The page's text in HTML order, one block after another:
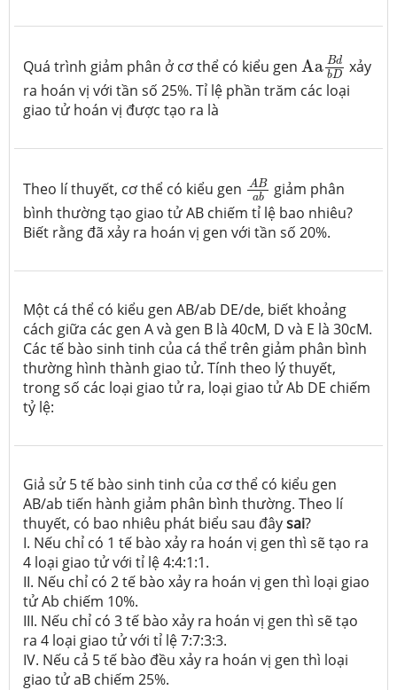
Quá trình giảm phân ở cơ thể có kiểu gen Aa Bd
bD
Aa Bd D
xảy
ra hoán vị với tần số 25%. Tỉ lệ phần trăm các loại
giao tử hoán vị được tạo ra là
Theo lí thuyết, cơ thể có kiểu gen AB
ab
ABa b
giảm phân
bình thường tạo giao tử AB chiếm tỉ lệ bao nhiêu?
Biết rằng đã xảy ra hoán vị gen với tần số 20%.
Một cá thể có kiểu gen AB/ab DE/de, biết khoảng
cách giữa các gen A và gen B là 40cM, D và E là 30cM.
Các tế bào sinh tinh của cá thể trên giảm phân bình
thường hình thành giao tử. Tính theo lý thuyết,
trong số các loại giao tử ra, loại giao tử Ab DE chiếm
tỷ lệ:
Giả sử 5 tế bào sinh tinh của cơ thể có kiểu gen
AB/ab tiến hành giảm phân bình thường. Theo lí
thuyết, có bao nhiêu phát biểu sau đâysai?
I. Nếu chỉ có 1 tế bào xảy ra hoán vị gen thì sẽ tạo ra
4 loại giao tử với tỉ lệ 4:4:1:1.
II. Nếu chỉ có 2 tế bào xảy ra hoán vị gen thì loại giao
tử Ab chiếm 10%.
III. Nếu chỉ có 3 tế bào xảy ra hoán vị gen thì sẽ tạo
ra 4 loại giao tử với tỉ lệ 7:7:3:3.
IV. Nếu cả 5 tế bào đều xảy ra hoán vị gen thì loại
giao tử aB chiếm 25%.